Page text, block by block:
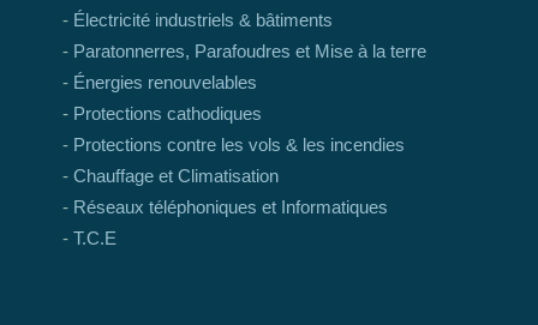
Électricité industriels & bâtiments
Paratonnerres, Parafoudres et Mise à la terre
Énergies renouvelables
Protections cathodiques
Protections contre les vols & les incendies
Chauffage et Climatisation
Réseaux téléphoniques et Informatiques
T.C.E